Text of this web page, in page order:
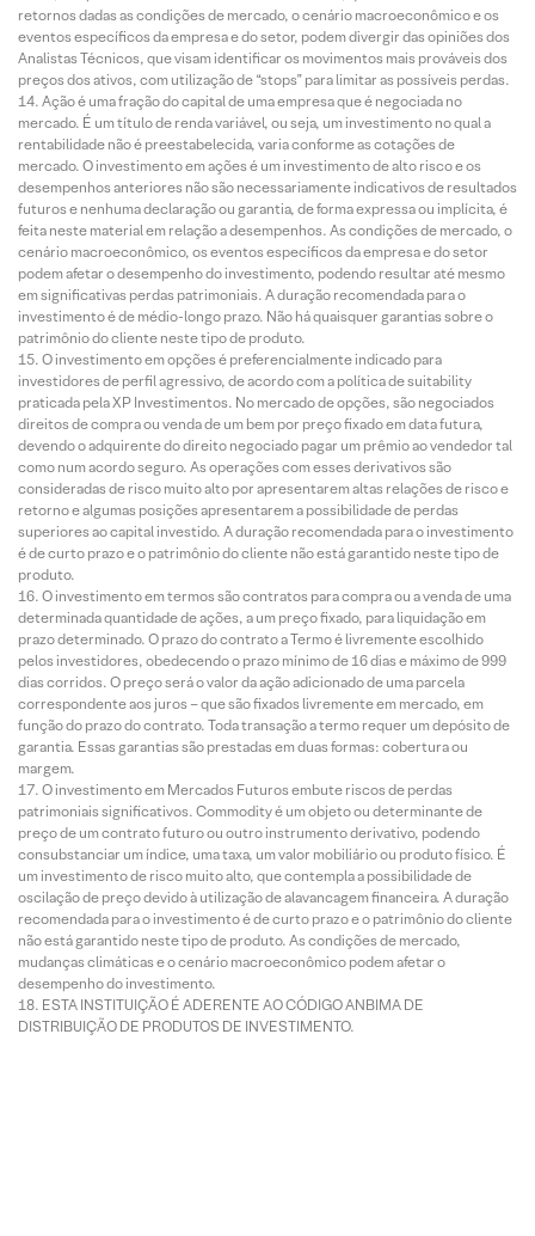
retornos dadas as condições de mercado, o cenário macroeconômico e os
eventos específicos da empresa e do setor, podem divergir das opiniões dos
Analistas Técnicos, que visam identificar os movimentos mais prováveis dos
preços dos ativos, com utilização de “stops” para limitar as possíveis perdas.
Ação é uma fração do capital de uma empresa que é negociada no
mercado. É um título de renda variável, ou seja, um investimento no qual a
rentabilidade não é preestabelecida, varia conforme as cotações de
mercado. O investimento em ações é um investimento de alto risco e os
desempenhos anteriores não são necessariamente indicativos de resultados
futuros e nenhuma declaração ou garantia, de forma expressa ou implícita, é
feita neste material em relação a desempenhos. As condições de mercado, o
cenário macroeconômico, os eventos específicos da empresa e do setor
podem afetar o desempenho do investimento, podendo resultar até mesmo
em significativas perdas patrimoniais. A duração recomendada para o
investimento é de médio-longo prazo. Não há quaisquer garantias sobre o
patrimônio do cliente neste tipo de produto.
O investimento em opções é preferencialmente indicado para
investidores de perfil agressivo, de acordo com a política de suitability
praticada pela XP Investimentos. No mercado de opções, são negociados
direitos de compra ou venda de um bem por preço fixado em data futura,
devendo o adquirente do direito negociado pagar um prêmio ao vendedor tal
como num acordo seguro. As operações com esses derivativos são
consideradas de risco muito alto por apresentarem altas relações de risco e
retorno e algumas posições apresentarem a possibilidade de perdas
superiores ao capital investido. A duração recomendada para o investimento
é de curto prazo e o patrimônio do cliente não está garantido neste tipo de
produto.
O investimento em termos são contratos para compra ou a venda de uma
determinada quantidade de ações, a um preço fixado, para liquidação em
prazo determinado. O prazo do contrato a Termo é livremente escolhido
pelos investidores, obedecendo o prazo mínimo de 16 dias e máximo de 999
dias corridos. O preço será o valor da ação adicionado de uma parcela
correspondente aos juros – que são fixados livremente em mercado, em
função do prazo do contrato. Toda transação a termo requer um depósito de
garantia. Essas garantias são prestadas em duas formas: cobertura ou
margem.
O investimento em Mercados Futuros embute riscos de perdas
patrimoniais significativos. Commodity é um objeto ou determinante de
preço de um contrato futuro ou outro instrumento derivativo, podendo
consubstanciar um índice, uma taxa, um valor mobiliário ou produto físico. É
um investimento de risco muito alto, que contempla a possibilidade de
oscilação de preço devido à utilização de alavancagem financeira. A duração
recomendada para o investimento é de curto prazo e o patrimônio do cliente
não está garantido neste tipo de produto. As condições de mercado,
mudanças climáticas e o cenário macroeconômico podem afetar o
desempenho do investimento.
ESTA INSTITUIÇÃO É ADERENTE AO CÓDIGO ANBIMA DE
DISTRIBUIÇÃO DE PRODUTOS DE INVESTIMENTO.